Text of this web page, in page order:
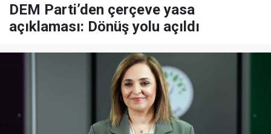
DEM Parti’den çerçeve yasa
açıklaması: Dönüş yolu açıldı